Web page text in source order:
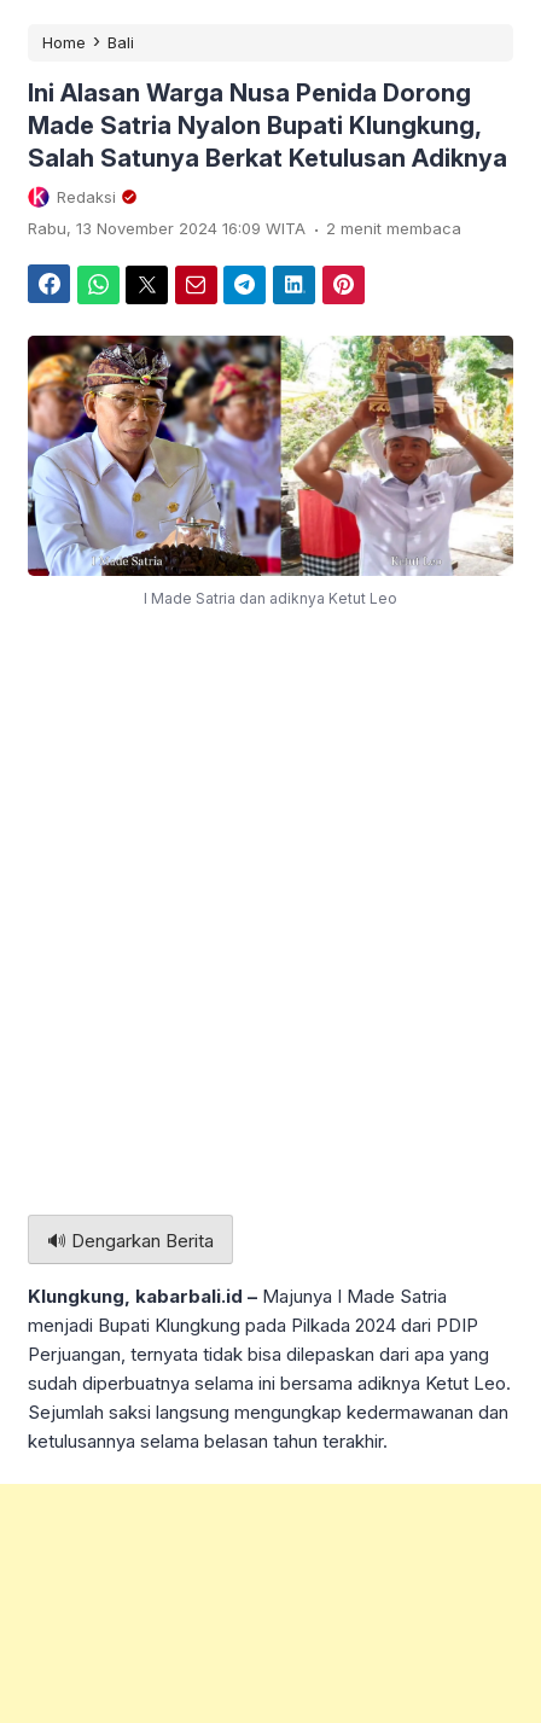
Home › Bali
Ini Alasan Warga Nusa Penida Dorong
Made Satria Nyalon Bupati Klungkung,
Salah Satunya Berkat Ketulusan Adiknya
Redaksi
Rabu, 13 November 2024 16:09 WITA . 2 menit membaca
I Made Satria dan adiknya Ketut Leo
🔊 Dengarkan Berita
Klungkung, kabarbali.id – Majunya I Made Satria
menjadi Bupati Klungkung pada Pilkada 2024 dari PDIP
Perjuangan, ternyata tidak bisa dilepaskan dari apa yang
sudah diperbuatnya selama ini bersama adiknya Ketut Leo.
Sejumlah saksi langsung mengungkap kedermawanan dan
ketulusannya selama belasan tahun terakhir.